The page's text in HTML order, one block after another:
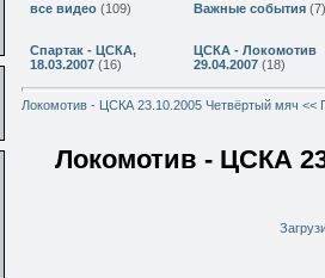
все видео (109) Важные события (7)
Спартак - ЦСКА,
18.03.2007 (16)
ЦСКА - Локомотив
29.04.2007 (18)
Локомотив - ЦСКА 23.10.2005 Четвёртый мяч <<
Локомотив - ЦСКА